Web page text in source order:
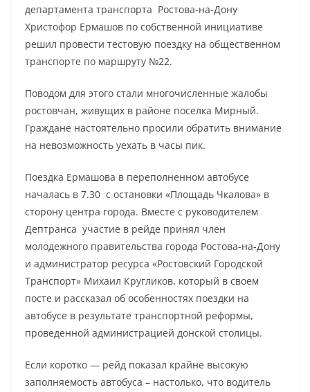
департамента транспорта Ростова-на-Дону
Христофор Ермашов по собственной инициативе
решил провести тестовую поездку на общественном
транспорте по маршруту №22.
Поводом для этого стали многочисленные жалобы
ростовчан, живущих в районе поселка Мирный.
Граждане настоятельно просили обратить внимание
на невозможность уехать в часы пик.
Поездка Ермашова в переполненном автобусе
началась в 7.30 с остановки «Площадь Чкалова» в
сторону центра города. Вместе с руководителем
Дептранса участие в рейде принял член
молодежного правительства города Ростова-на-Дону
и администратор ресурса «Ростовский Городской
Транспорт» Михаил Кругликов, который в своем
посте и рассказал об особенностях поездки на
автобусе в результате транспортной реформы,
проведенной администрацией донской столицы.
Если коротко — рейд показал крайне высокую
заполняемость автобуса – настолько, что водитель